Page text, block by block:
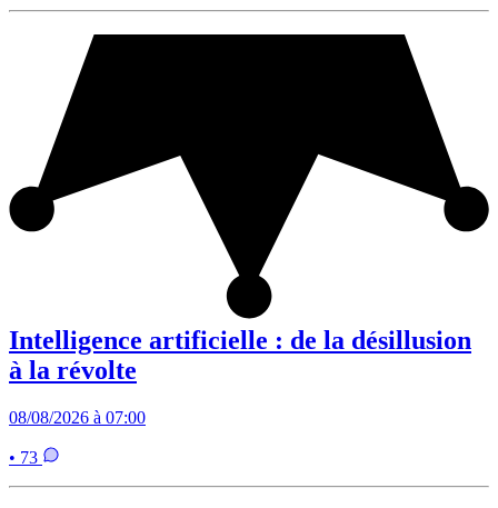
Intelligence artificielle : de la désillusion
à la révolte
08/08/2026 à 07:00
• 73